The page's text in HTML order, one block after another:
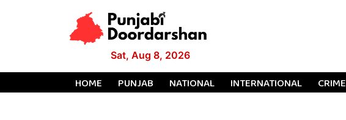
Sat, Aug 8, 2026
HOME PUNJAB NATIONAL INTERNATIONAL CRIME